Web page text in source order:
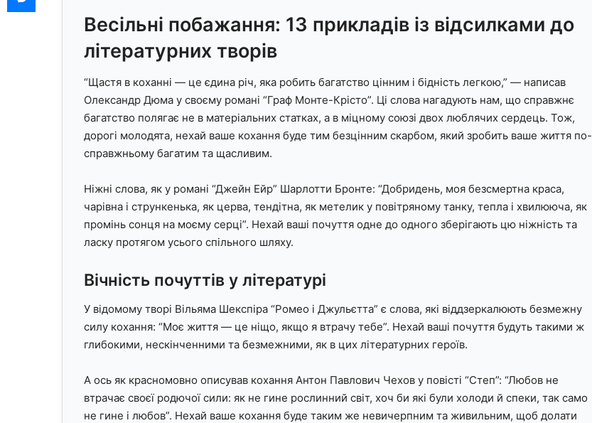
Весільні побажання: 13 прикладів із відсилками до
літературних творів
“Щастя в коханні — це єдина річ, яка робить багатство цінним і бідність легкою,” — написав
Олександр Дюма у своєму романі “Граф Монте-Крісто”. Ці слова нагадують нам, що справжнє
багатство полягає не в матеріальних статках, а в міцному союзі двох люблячих сердець. Тож,
дорогі молодята, нехай ваше кохання буде тим безцінним скарбом, який зробить ваше життя по-
справжньому багатим та щасливим.
Ніжні слова, як у романі “Джейн Ейр” Шарлотти Бронте: “Добридень, моя безсмертна краса,
чарівна і стрункенька, як церва, тендітна, як метелик у повітряному танку, тепла і хвилююча, як
промінь сонця на моєму серці”. Нехай ваші почуття одне до одного зберігають цю ніжність та
ласку протягом усього спільного шляху.
Вічність почуттів у літературі
У відомому творі Вільяма Шекспіра “Ромео і Джульєтта” є слова, які віддзеркалюють безмежну
силу кохання: “Моє життя — це ніщо, якщо я втрачу тебе”. Нехай ваші почуття будуть такими ж
глибокими, нескінченними та безмежними, як в цих літературних героїв.
А ось як красномовно описував кохання Антон Павлович Чехов у повісті “Степ”: “Любов не
втрачає своєї родючої сили: як не гине рослинний світ, хоч би які були холоди й спеки, так само
не гине і любов”. Нехай ваше кохання буде таким же невичерпним та живильним, щоб долати